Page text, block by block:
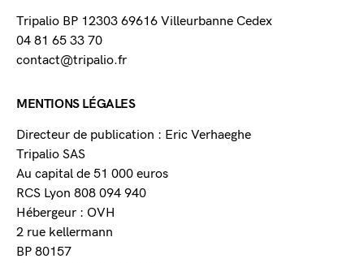
Tripalio BP 12303 69616 Villeurbanne Cedex
04 81 65 33 70
contact@tripalio.fr
MENTIONS LÉGALES
Directeur de publication : Eric Verhaeghe
Tripalio SAS
Au capital de 51 000 euros
RCS Lyon 808 094 940
Hébergeur : OVH
2 rue kellermann
BP 80157